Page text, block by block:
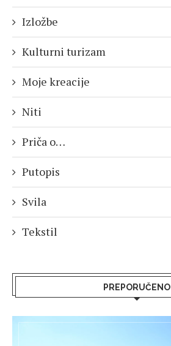
Izložbe
Kulturni turizam
Moje kreacije
Niti
Priča o…
Putopis
Svila
Tekstil
PREPORUČENO